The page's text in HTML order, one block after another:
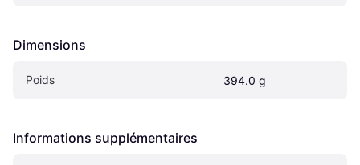
Dimensions
Poids 394.0 g
Informations supplémentaires